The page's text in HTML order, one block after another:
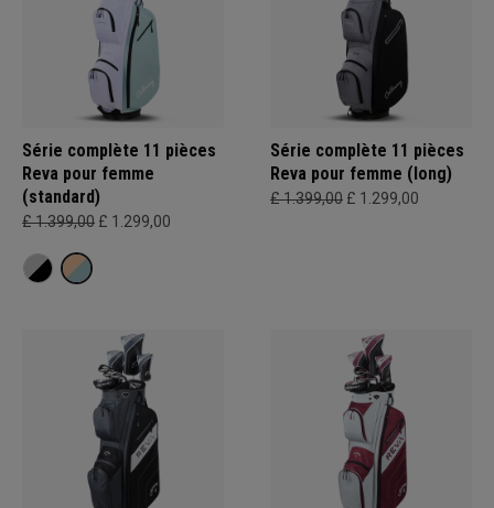
Série complète 11 pièces
Reva pour femme
(standard)
£ 1.399,00 £ 1.299,00
Série complète 11 pièces
Reva pour femme (long)
£ 1.399,00 £ 1.299,00